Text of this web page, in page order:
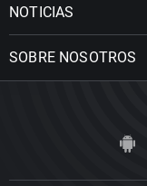
NOTICIAS
SOBRE NOSOTROS